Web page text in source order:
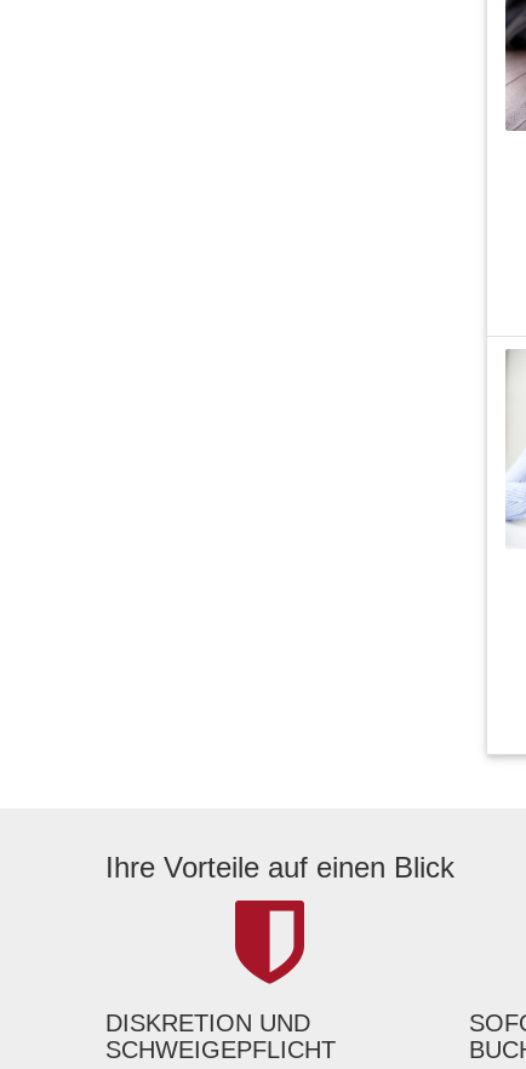
Ihre Vorteile auf einen Blick
DISKRETION UND
SCHWEIGEPFLICHT